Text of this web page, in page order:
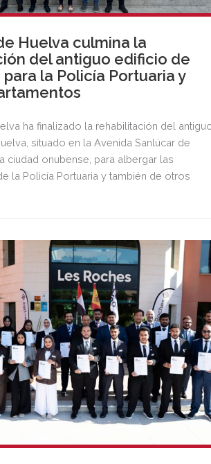
Huelva culmina la
del antiguo edificio de
para la Policía Portuaria y
ha finalizado la rehabilitación del
situado en la Avenida Sanlúcar de
ciudad onubense, para albergar las
la Policía Portuaria y también de otros